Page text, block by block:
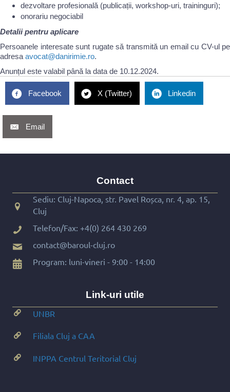
dezvoltare profesională (publicații, workshop-uri, traininguri);
onorariu negociabil
Detalii pentru aplicare
Persoanele interesate sunt rugate să transmită un email cu CV-ul pe
adresa avocat@danirimie.ro.
Anunțul este valabil până la data de 10.12.2024.
Facebook X (Twitter) Linkedin
Email
Contact
Sediu: Cluj-Napoca, str. Pavel Roșca, nr. 4, ap. 15,
Cluj
Telefon/Fax: +4(0) 264 430 269
contact@baroul-cluj.ro
Program: luni-vineri - 9:00 - 14:00
Link-uri utile
UNBR
Filiala Cluj a CAA
INPPA Centrul Teritorial Cluj